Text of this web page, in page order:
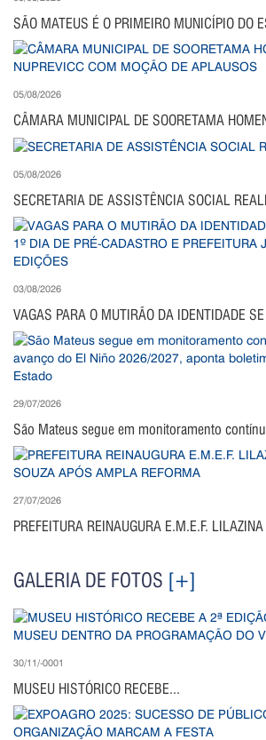
SÃO MATEUS É O PRIMEIRO MUNICÍPIO DO
05/08/2026
CÂMARA MUNICIPAL DE SOORETAMA
05/08/2026
SECRETARIA DE ASSISTÊNCIA SOCIAL
03/08/2026
VAGAS PARA O MUTIRÃO DA IDENTIDADE
29/07/2026
São Mateus segue em monitoramento
27/07/2026
PREFEITURA REINAUGURA E.M.E.F.
GALERIA DE FOTOS [+]
30/11/-0001
MUSEU HISTÓRICO RECEBE...